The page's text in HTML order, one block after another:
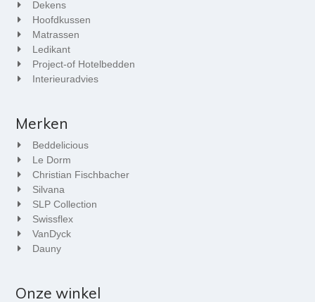
Dekens
Hoofdkussen
Matrassen
Ledikant
Project-of Hotelbedden
Interieuradvies
Merken
Beddelicious
Le Dorm
Christian Fischbacher
Silvana
SLP Collection
Swissflex
VanDyck
Dauny
Onze winkel